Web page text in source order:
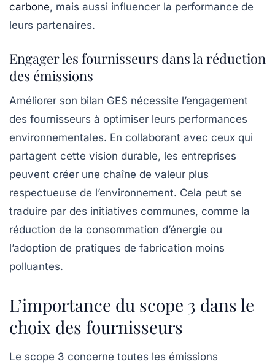
carbone, mais aussi influencer la performance de
leurs partenaires.
Engager les fournisseurs dans la réduction
des émissions
Améliorer son bilan GES nécessite l’engagement
des fournisseurs à optimiser leurs performances
environnementales. En collaborant avec ceux qui
partagent cette vision durable, les entreprises
peuvent créer une chaîne de valeur plus
respectueuse de l’environnement. Cela peut se
traduire par des initiatives communes, comme la
réduction de la consommation d’énergie ou
l’adoption de pratiques de fabrication moins
polluantes.
L’importance du scope 3 dans le
choix des fournisseurs
Le scope 3 concerne toutes les émissions